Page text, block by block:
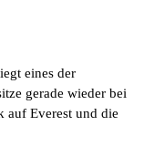
eines der
gerade wieder bei
auf Everest und die